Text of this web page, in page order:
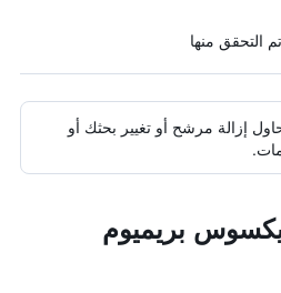
إزالة مرشح أو تغيير بحثك أو
بريميوم